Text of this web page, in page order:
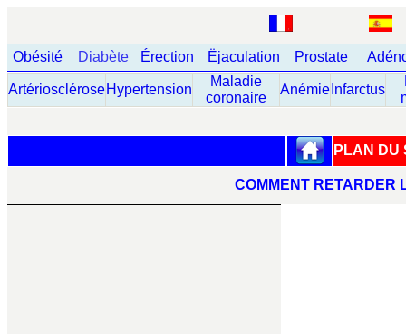
Obésité Diabète Érection Ëjaculation Prostate
ArtérioscléroseHypertension
Maladie
coronaire
Anémie Infarctus
PLAN DU
COMMENT